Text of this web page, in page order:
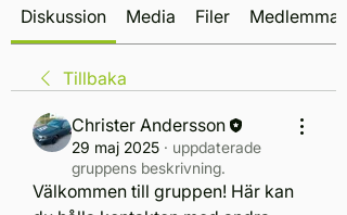
Diskussion Media Filer Medlemmar
Tillbaka
Christer Andersson
29 maj 2025 · uppdaterade
gruppens beskrivning.
Välkommen till gruppen! Här kan